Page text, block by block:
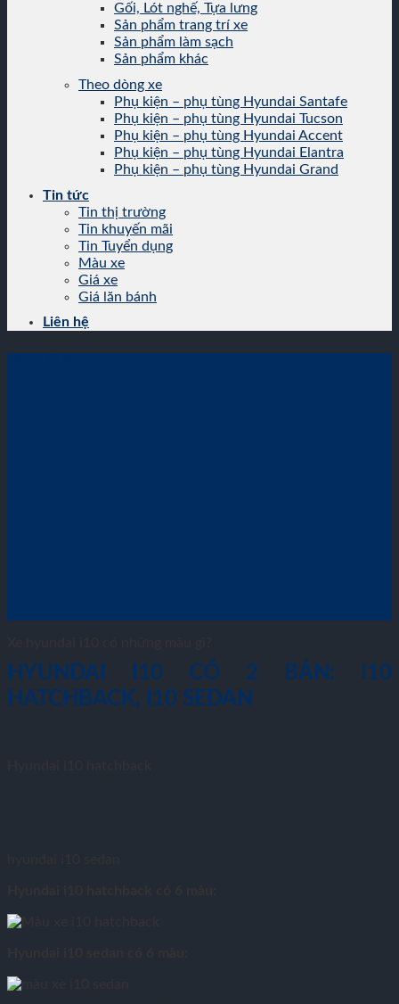
Gối, Lót nghế, Tựa lưng
Sản phẩm trang trí xe
Sản phẩm làm sạch
Sản phẩm khác
Theo dòng xe
Phụ kiện – phụ tùng Hyundai Santafe
Phụ kiện – phụ tùng Hyundai Tucson
Phụ kiện – phụ tùng Hyundai Accent
Phụ kiện – phụ tùng Hyundai Elantra
Phụ kiện – phụ tùng Hyundai Grand
Tin tức
Tin thị trường
Tin khuyến mãi
Tin Tuyển dụng
Màu xe
Giá xe
Giá lăn bánh
Liên hệ
HYUNDAI I10 CÓ 2 BẢN: I10
HATCHBACK, I10 SEDAN